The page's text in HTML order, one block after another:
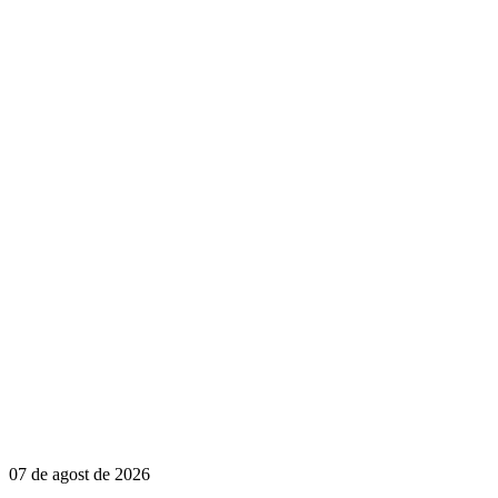
07 de agost de 2026